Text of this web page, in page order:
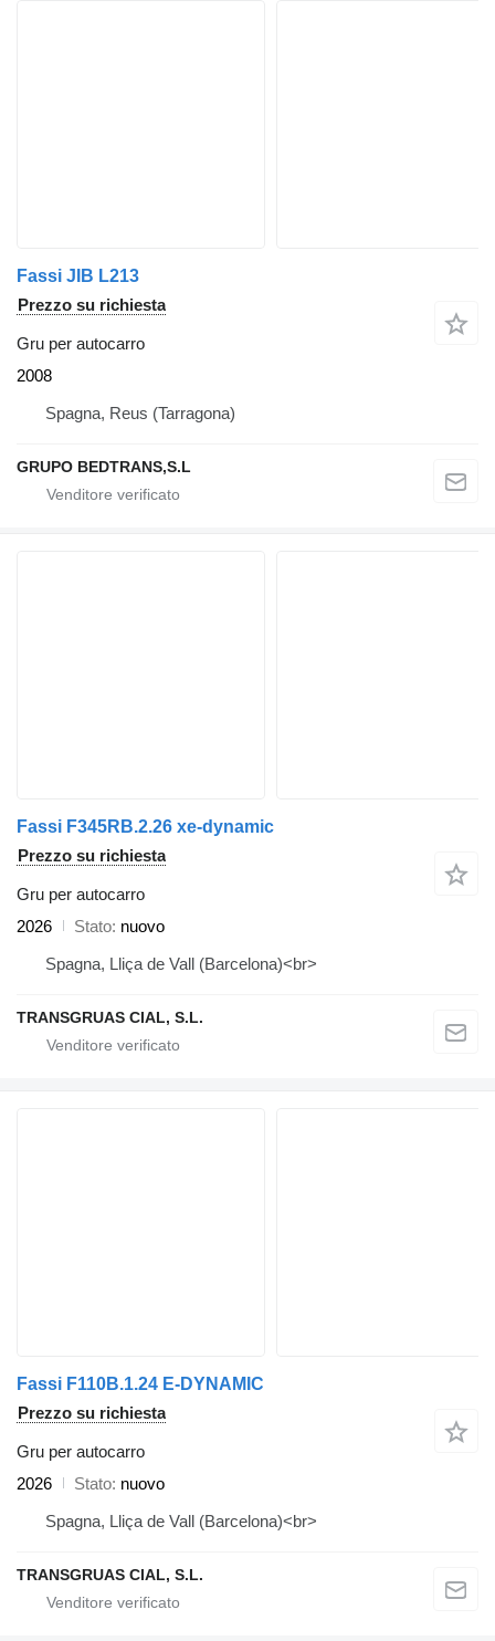
Fassi JIB L213
Prezzo su richiesta
Gru per autocarro
2008
Spagna, Reus (Tarragona)
GRUPO BEDTRANS,S.L
Fassi F345RB.2.26 xe-dynamic
Prezzo su richiesta
Gru per autocarro
2026
Stato nuovo
Spagna, Lliça de Vall (Barcelona)<br>
TRANSGRUAS CIAL, S.L.
Fassi F110B.1.24 E-DYNAMIC
Prezzo su richiesta
Gru per autocarro
2026
Stato nuovo
Spagna, Lliça de Vall (Barcelona)<br>
TRANSGRUAS CIAL, S.L.